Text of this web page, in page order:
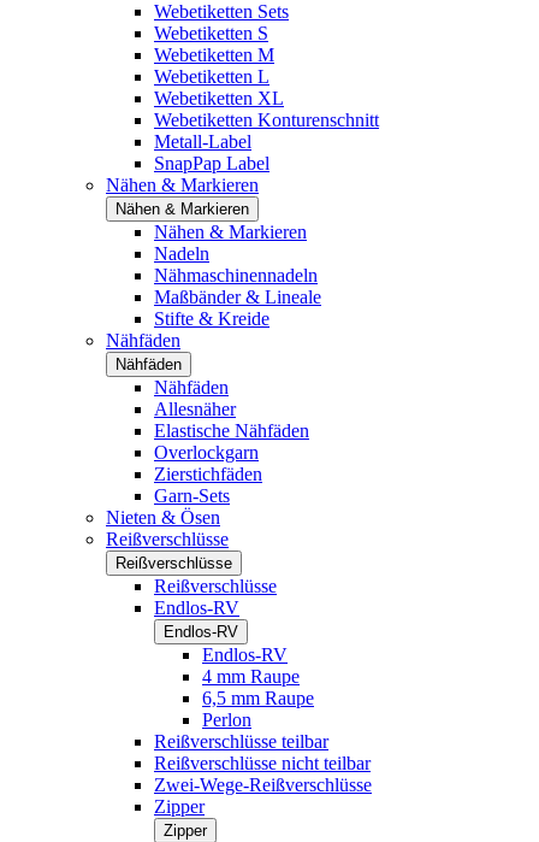
Webetiketten Sets
Webetiketten S
Webetiketten M
Webetiketten L
Webetiketten XL
Webetiketten Konturenschnitt
Metall-Label
SnapPap Label
Nähen & Markieren
Nähen & Markieren
Nähen & Markieren
Nadeln
Nähmaschinennadeln
Maßbänder & Lineale
Stifte & Kreide
Nähfäden
Nähfäden
Nähfäden
Allesnäher
Elastische Nähfäden
Overlockgarn
Zierstichfäden
Garn-Sets
Nieten & Ösen
Reißverschlüsse
Reißverschlüsse
Reißverschlüsse
Endlos-RV
Endlos-RV
Endlos-RV
4 mm Raupe
6,5 mm Raupe
Perlon
Reißverschlüsse teilbar
Reißverschlüsse nicht teilbar
Zwei-Wege-Reißverschlüsse
Zipper
Zipper